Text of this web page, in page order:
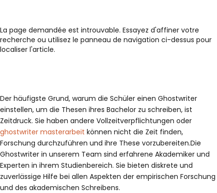
La page demandée est introuvable. Essayez d'affiner votre
recherche ou utilisez le panneau de navigation ci-dessus pour
localiser l'article.
Der häufigste Grund, warum die Schüler einen Ghostwriter
einstellen, um die Thesen ihres Bachelor zu schreiben, ist
Zeitdruck. Sie haben andere Vollzeitverpflichtungen oder
ghostwriter masterarbeit können nicht die Zeit finden,
Forschung durchzuführen und ihre These vorzubereiten.Die
Ghostwriter in unserem Team sind erfahrene Akademiker und
Experten in ihrem Studienbereich. Sie bieten diskrete und
zuverlässige Hilfe bei allen Aspekten der empirischen Forschung
und des akademischen Schreibens.